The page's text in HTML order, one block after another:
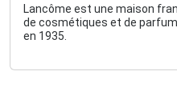
Lancôme est une maison
de cosmétiques et de
en 1935.